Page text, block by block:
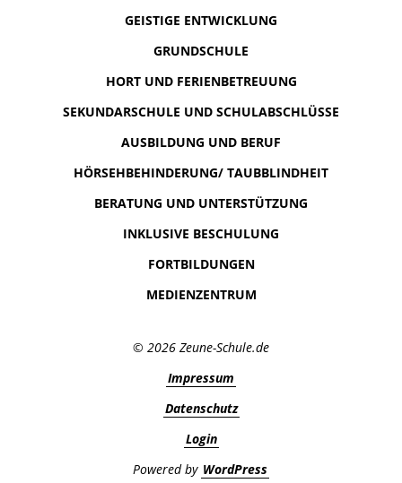
GEISTIGE ENTWICKLUNG
GRUNDSCHULE
HORT UND FERIENBETREUUNG
SEKUNDARSCHULE UND SCHULABSCHLÜSSE
AUSBILDUNG UND BERUF
HÖRSEHBEHINDERUNG/ TAUBBLINDHEIT
BERATUNG UND UNTERSTÜTZUNG
INKLUSIVE BESCHULUNG
FORTBILDUNGEN
MEDIENZENTRUM
© 2026 Zeune-Schule.de
Impressum
Datenschutz
Login
Powered by WordPress